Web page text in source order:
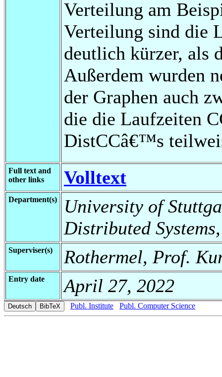
Verteilung am
Verteilung sind die
deutlich kürzer, als
Außerdem wurden
der Graphen auch
die die Laufzeiten
DistCCâ€™s
Full text and
other links
Volltext
Department(s)
University of
Distributed
Superviser(s) Rothermel, Prof.
Entry date April 27, 2022
Publ. Institute Publ. Computer Science